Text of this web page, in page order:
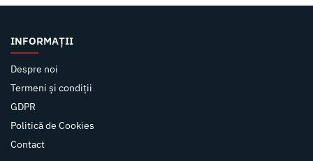
INFORMAȚII
Despre noi
Termeni și condiții
GDPR
Politică de Cookies
Contact